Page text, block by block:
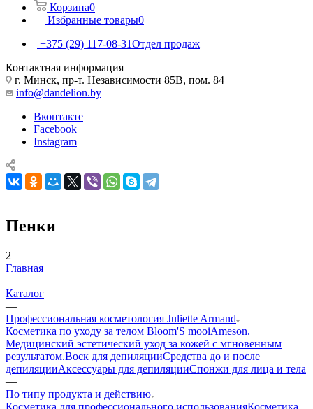
Корзина0
Избранные товары0
+375 (29) 117-08-31Отдел продаж
Контактная информация
г. Минск, пр-т. Независимости 85В, пом. 84
info@dandelion.by
Вконтакте
Facebook
Instagram
Пенки
2
Главная
—
Каталог
—
Профессиональная косметология Juliette Armand
Косметика по уходу за телом Bloom'S mooiAmeson.
Медицинский эстетический уход за кожей с мгновенным
результатом.Воск для депиляцииСредства до и после
депиляцииАксессуары для депиляцииСпонжи для лица и тела
—
По типу продукта и действию
Косметика для профессионального использованияКосметика